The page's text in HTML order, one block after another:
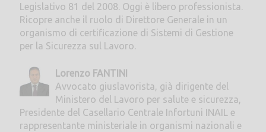
Legislativo 81 del 2008. Oggi è libero professionista.
Ricopre anche il ruolo di Direttore Generale in un
organismo di certificazione di Sistemi di Gestione
per la Sicurezza sul Lavoro.
Lorenzo FANTINI
Avvocato giuslavorista, già dirigente del
Ministero del Lavoro per salute e sicurezza,
Presidente del Casellario Centrale Infortuni INAIL e
rappresentante ministeriale in organismi nazionali e